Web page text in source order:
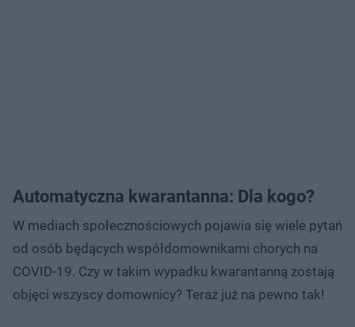
Automatyczna kwarantanna: Dla kogo?
W mediach społecznościowych pojawia się wiele pytań
od osób będących współdomownikami chorych na
COVID-19. Czy w takim wypadku kwarantanną zostają
objęci wszyscy domownicy? Teraz już na pewno tak!